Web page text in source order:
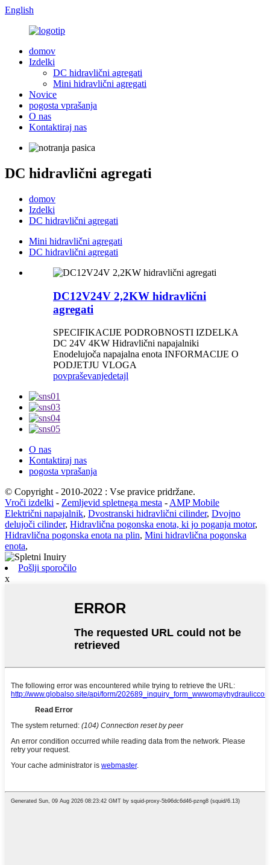
English
domov
Izdelki
DC hidravlični agregati
Mini hidravlični agregati
Novice
pogosta vprašanja
O nas
Kontaktiraj nas
DC hidravlični agregati
domov
Izdelki
DC hidravlični agregati
Mini hidravlični agregati
DC hidravlični agregati
DC12V24V 2,2KW hidravlični
agregati
SPECIFIKACIJE PODROBNOSTI IZDELKA
DC 24V 4KW Hidravlični napajalniki
Enodelujoča napajalna enota INFORMACIJE O
PODJETJU VLOGA
povpraševanjedetajl
O nas
Kontaktiraj nas
pogosta vprašanja
© Copyright - 2010-2022 : Vse pravice pridržane.
Vroči izdelki - Zemljevid spletnega mesta - AMP Mobile
Električni napajalnik, Dvostranski hidravlični cilinder, Dvojno
delujoči cilinder, Hidravlična pogonska enota, ki jo poganja motor,
Hidravlična pogonska enota na plin, Mini hidravlična pogonska
enota,
Pošlji sporočilo
x